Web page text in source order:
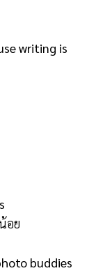
writing is
อย
buddies